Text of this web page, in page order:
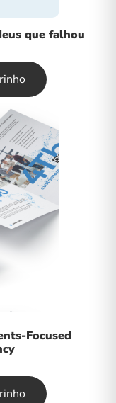
que falhou
Focused